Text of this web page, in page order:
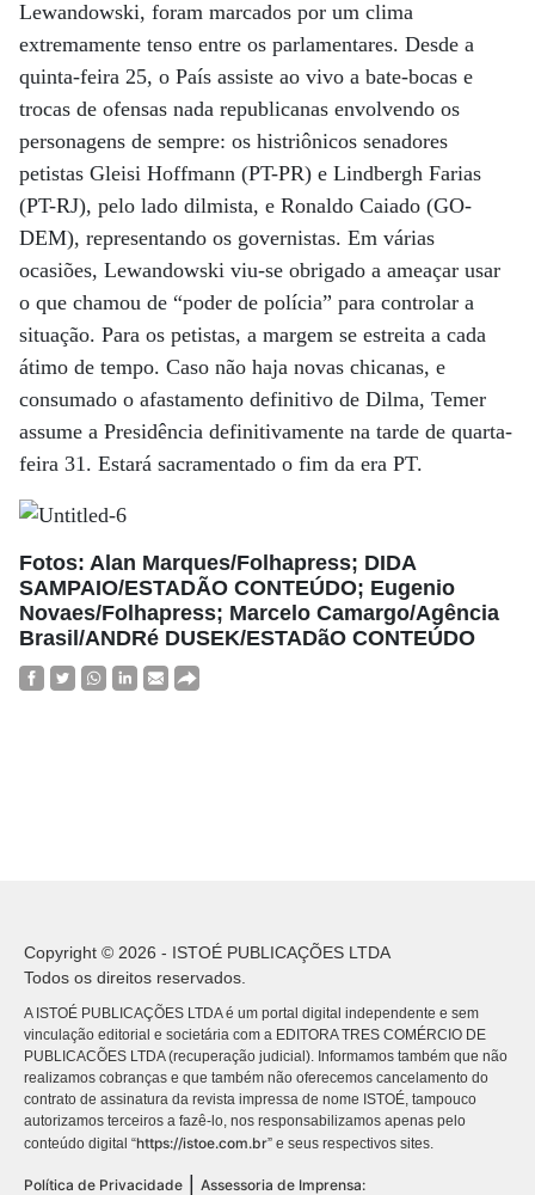
Lewandowski, foram marcados por um clima
extremamente tenso entre os parlamentares. Desde a
quinta-feira 25, o País assiste ao vivo a bate-bocas e
trocas de ofensas nada republicanas envolvendo os
personagens de sempre: os histriônicos senadores
petistas Gleisi Hoffmann (PT-PR) e Lindbergh Farias
(PT-RJ), pelo lado dilmista, e Ronaldo Caiado (GO-
DEM), representando os governistas. Em várias
ocasiões, Lewandowski viu-se obrigado a ameaçar usar
o que chamou de “poder de polícia” para controlar a
situação. Para os petistas, a margem se estreita a cada
átimo de tempo. Caso não haja novas chicanas, e
consumado o afastamento definitivo de Dilma, Temer
assume a Presidência definitivamente na tarde de quarta-
feira 31. Estará sacramentado o fim da era PT.
Fotos: Alan Marques/Folhapress; DIDA
SAMPAIO/ESTADÃO CONTEÚDO; Eugenio
Novaes/Folhapress; Marcelo Camargo/Agência
Brasil/ANDRé DUSEK/ESTADãO CONTEÚDO
Copyright © 2026 - ISTOÉ PUBLICAÇÕES LTDA
Todos os direitos reservados.
A ISTOÉ PUBLICAÇÕES LTDA é um portal digital independente e sem
vinculação editorial e societária com a EDITORA TRES COMÉRCIO DE
PUBLICACÕES LTDA (recuperação judicial). Informamos também que não
realizamos cobranças e que também não oferecemos cancelamento do
contrato de assinatura da revista impressa de nome ISTOÉ, tampouco
autorizamos terceiros a fazê-lo, nos responsabilizamos apenas pelo
conteúdo digital “https://istoe.com.br” e seus respectivos sites.
Política de Privacidade Assessoria de Imprensa: